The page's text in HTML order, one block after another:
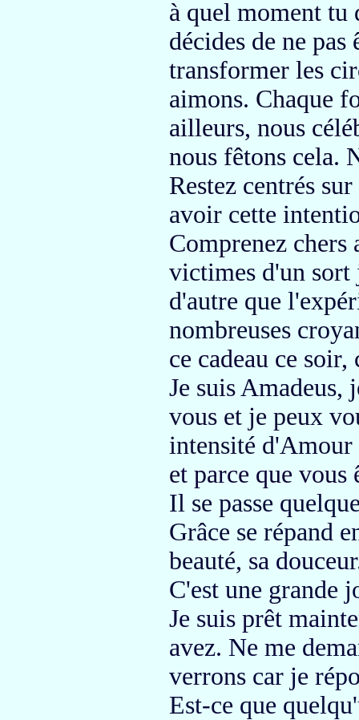
à quel moment tu
décides de ne
transformer les
aimons. Chaque
ailleurs, nous
nous fêtons cela.
Restez centrés
avoir cette
Comprenez chers
victimes d'un sort
d'autre que
nombreuses
ce cadeau ce soir,
Je suisAmadeus,
vous et je peux
intensité d'Amour
et parce que
Il se passe
Grâce se répand
beauté, sa
C'est une grande
Je suis prêt
avez. Ne me
verrons car je
Est-ce que